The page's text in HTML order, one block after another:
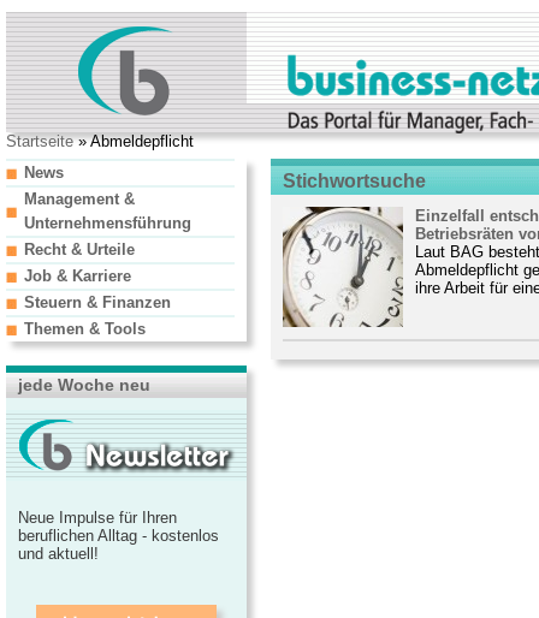
Startseite» Abmeldepflicht
Stichwortsuche
Einzelfall
Betriebsräten
Laut BAG
Abmeldepflicht
ihre Arbeit für
News
Management &
Unternehmensführung
Recht & Urteile
Job & Karriere
Steuern & Finanzen
Themen & Tools
jede Woche neu
Neue Impulse für Ihren
beruflichen Alltag - kostenlos
und aktuell!